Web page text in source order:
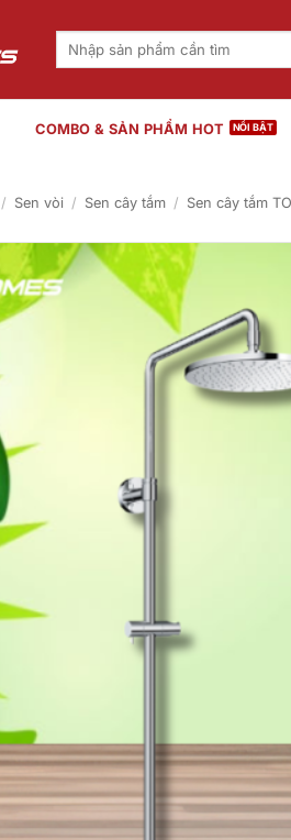
Tìm
COMBO & SẢN PHẨM HOT
/ Sen vòi / Sen cây tắm / Sen cây tắm